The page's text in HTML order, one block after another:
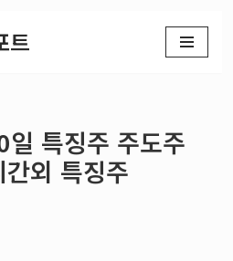
트
특징주 주도주
외 특징주